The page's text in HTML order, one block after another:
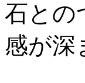
石との
感が深